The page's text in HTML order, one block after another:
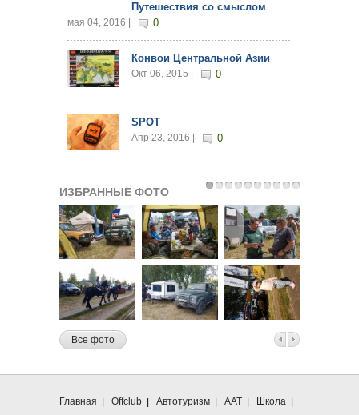
Путешествия со смыслом
мая 04, 2016 | 0
Конвои Центральной Азии
Окт 06, 2015 | 0
SPOT
Апр 23, 2016 | 0
ИЗБРАННЫЕ ФОТО
Все фото
Главная Offclub Автотуризм ААТ
Школа